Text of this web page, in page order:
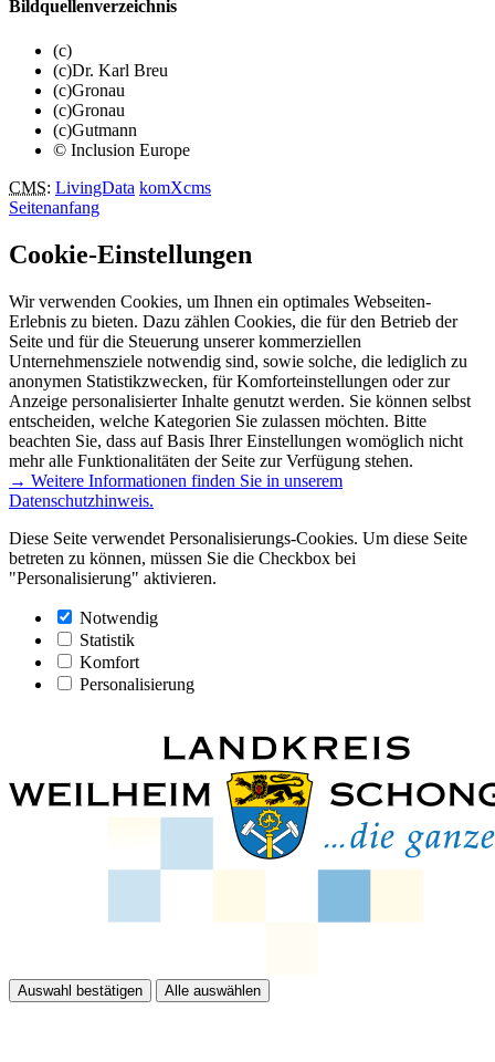
Bildquellenverzeichnis
(c)
(c)Dr. Karl Breu
(c)Gronau
(c)Gronau
(c)Gutmann
© Inclusion Europe
CMS: LivingData komXcms
Seitenanfang
Cookie-Einstellungen
Wir verwenden Cookies, um Ihnen ein optimales Webseiten-
Erlebnis zu bieten. Dazu zählen Cookies, die für den Betrieb der
Seite und für die Steuerung unserer kommerziellen
Unternehmensziele notwendig sind, sowie solche, die lediglich zu
anonymen Statistikzwecken, für Komforteinstellungen oder zur
Anzeige personalisierter Inhalte genutzt werden. Sie können selbst
entscheiden, welche Kategorien Sie zulassen möchten. Bitte
beachten Sie, dass auf Basis Ihrer Einstellungen womöglich nicht
mehr alle Funktionalitäten der Seite zur Verfügung stehen.
→ Weitere Informationen finden Sie in unserem
Datenschutzhinweis.
Diese Seite verwendet Personalisierungs-Cookies. Um diese Seite
betreten zu können, müssen Sie die Checkbox bei
"Personalisierung" aktivieren.
Notwendig
Statistik
Komfort
Personalisierung
Auswahl bestätigen Alle auswählen